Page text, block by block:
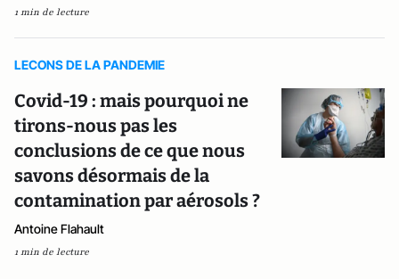
1 min de lecture
LECONS DE LA PANDEMIE
Covid-19 : mais pourquoi ne
tirons-nous pas les
conclusions de ce que nous
savons désormais de la
contamination par aérosols ?
Antoine Flahault
1 min de lecture